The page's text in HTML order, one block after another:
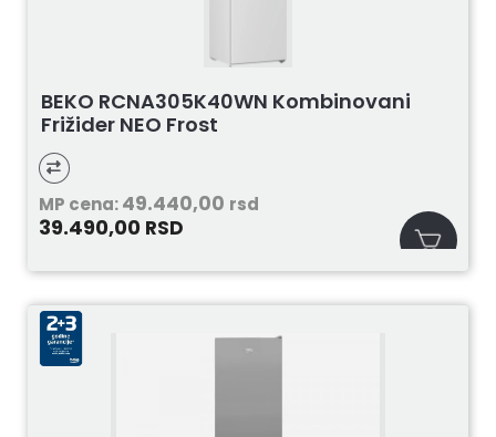
BEKO RCNA305K40WN Kombinovani
Frižider NEO Frost
MP cena:49.440,00 rsd
39.490,00 RSD